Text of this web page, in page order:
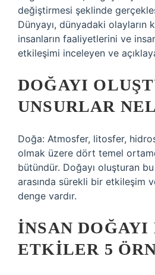
değiştirmesi şeklinde
Dünyayı, dünyadaki olayların
insanların faaliyetlerini ve
etkileşimi inceleyen ve
DOĞAYI
UNSURLAR
Doğa: Atmosfer, litosfer,
olmak üzere dört temel
bütündür. Doğayı oluşturan
arasında sürekli bir etkileşim
denge vardır.
İNSAN DOĞAYI
ETKILER 5